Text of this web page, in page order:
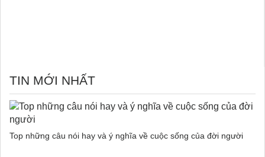
TIN MỚI NHẤT
Top những câu nói hay và ý nghĩa về cuộc sống của đời người